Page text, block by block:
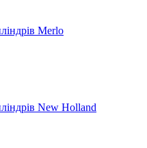
Merlo
New Holland